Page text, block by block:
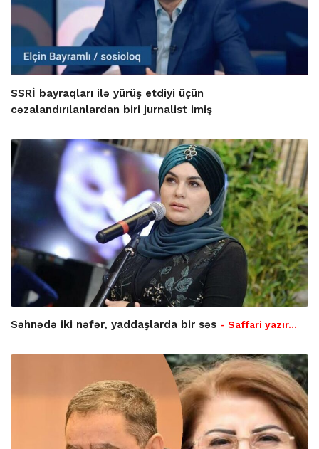
SSRİ bayraqları ilə yürüş etdiyi üçün
cəzalandırılanlardan biri jurnalist imiş
Səhnədə iki nəfər, yaddaşlarda bir səs - Saffari yazır…